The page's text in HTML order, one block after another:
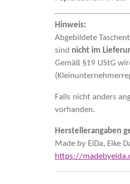
Hinweis:
Abgebildete
sind nicht im
Gemäß §19 UStG
Falls nicht anders
vorhanden.
Herstellerangaben
Made by EiDa, Eike
https://